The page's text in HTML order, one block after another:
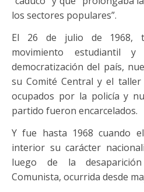
los sectores populares”.
El 26 de julio de 1968,
movimiento
democratización del país,
su Comité Central y el
ocupados por la policía y
partido fueron encarcelados.
Y fue hasta 1968 cuando
interior su carácter
luego de la
Comunista, ocurrida desde